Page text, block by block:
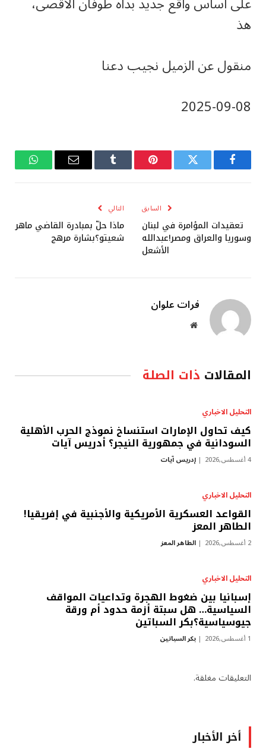
هذ
منقول عن الزميل نجيب دعنا
‎2025-‎09-‎08
فيسبوك تويتر بينتيريستTumblr
البريد
واتساب
السابق
تعقيدات المؤامرة في لبنان
وسوريا والعراق ومصر!عبدالله
الأشعل
التالي
ماذا حلّ بمبادرة القاضي ماهر
شعيتو؟بشارة مرهج
فرات علوان
موقع
المقالات ذات الصلة
التحليل الاخباري
كيف تحاول الإمارات استنساخ نموذج الحرب الأهلية
السودانية في جمهورية النيجر؟ أدريس آيات
4 أغسطس,2026 إدريس آيات
التحليل الاخباري
القواعد العسكرية الأمريكية والأجنبية في إفريقيا!
الطاهر المعز
2 أغسطس,2026 الطاهر المعز
التحليل الاخباري
إسبانيا بين ضغوط الهجرة وتداعيات المواقف
السياسية… هل سبتة أزمة حدود أم ورقة
جيوسياسية؟بكر السباتين
1 أغسطس,2026 بكر السباتين
التعليقات مغلقة.
أخر الأخبار